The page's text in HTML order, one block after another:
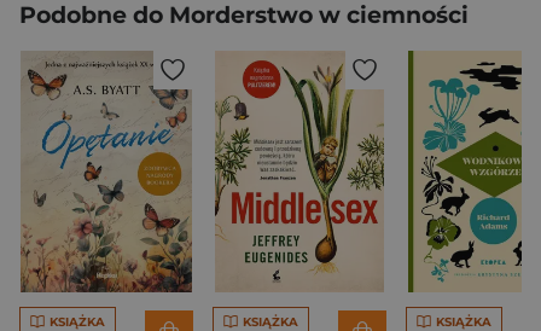
Podobne do Morderstwo w ciemności
KSIĄŻKA KSIĄŻKA KSIĄŻKA